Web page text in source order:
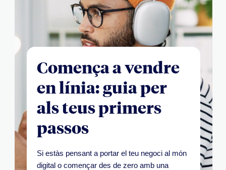
Comença a vendre
en línia: guia per
als teus primers
passos
Si estàs pensant a portar el teu negoci al món
digital o començar des de zero amb una